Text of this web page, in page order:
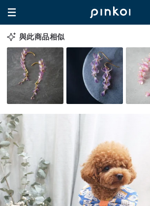
與此商品相似